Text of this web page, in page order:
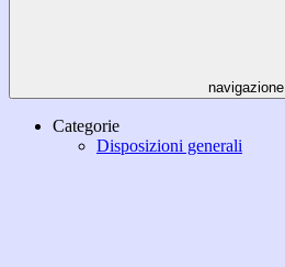
navigazione
Categorie
Disposizioni generali